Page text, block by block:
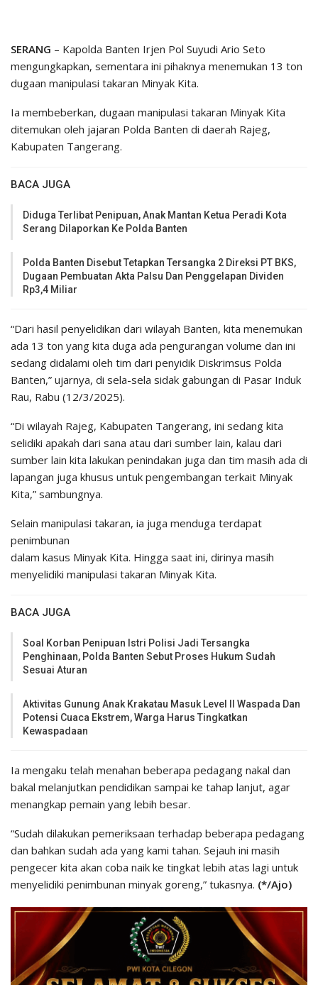
SERANG – Kapolda Banten Irjen Pol Suyudi Ario Seto
mengungkapkan, sementara ini pihaknya menemukan 13 ton
dugaan manipulasi takaran Minyak Kita.
Ia membeberkan, dugaan manipulasi takaran Minyak Kita
ditemukan oleh jajaran Polda Banten di daerah Rajeg,
Kabupaten Tangerang.
BACA JUGA
Diduga Terlibat Penipuan, Anak Mantan Ketua Peradi Kota
Serang Dilaporkan Ke Polda Banten
Polda Banten Disebut Tetapkan Tersangka 2 Direksi PT BKS,
Dugaan Pembuatan Akta Palsu Dan Penggelapan Dividen
Rp3,4 Miliar
“Dari hasil penyelidikan dari wilayah Banten, kita menemukan
ada 13 ton yang kita duga ada pengurangan volume dan ini
sedang didalami oleh tim dari penyidik Diskrimsus Polda
Banten,” ujarnya, di sela-sela sidak gabungan di Pasar Induk
Rau, Rabu (12/3/2025).
“Di wilayah Rajeg, Kabupaten Tangerang, ini sedang kita
selidiki apakah dari sana atau dari sumber lain, kalau dari
sumber lain kita lakukan penindakan juga dan tim masih ada di
lapangan juga khusus untuk pengembangan terkait Minyak
Kita,” sambungnya.
Selain manipulasi takaran, ia juga menduga terdapat
penimbunan
dalam kasus Minyak Kita. Hingga saat ini, dirinya masih
menyelidiki manipulasi takaran Minyak Kita.
BACA JUGA
Soal Korban Penipuan Istri Polisi Jadi Tersangka
Penghinaan, Polda Banten Sebut Proses Hukum Sudah
Sesuai Aturan
Aktivitas Gunung Anak Krakatau Masuk Level II Waspada Dan
Potensi Cuaca Ekstrem, Warga Harus Tingkatkan
Kewaspadaan
Ia mengaku telah menahan beberapa pedagang nakal dan
bakal melanjutkan pendidikan sampai ke tahap lanjut, agar
menangkap pemain yang lebih besar.
“Sudah dilakukan pemeriksaan terhadap beberapa pedagang
dan bahkan sudah ada yang kami tahan. Sejauh ini masih
pengecer kita akan coba naik ke tingkat lebih atas lagi untuk
menyelidiki penimbunan minyak goreng,” tukasnya. (*/Ajo)